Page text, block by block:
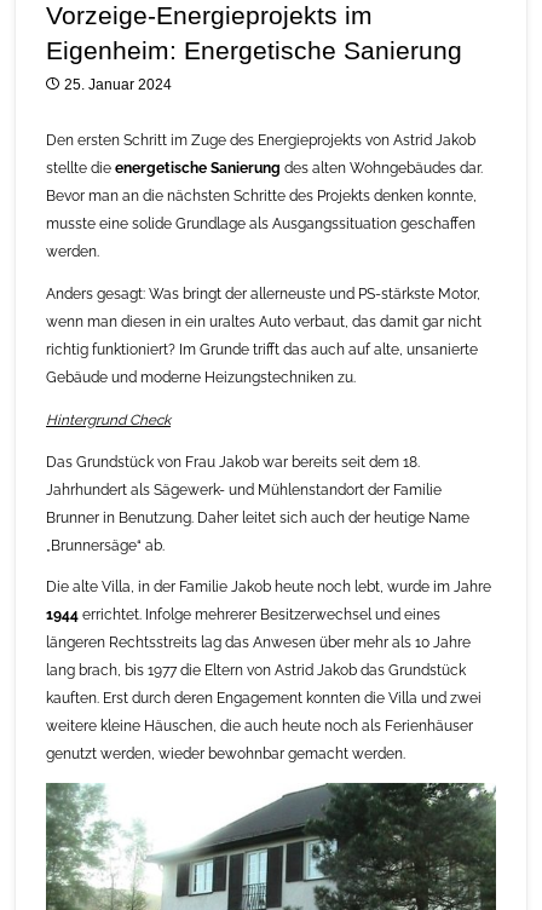
Vorzeige-Energieprojekts im
Eigenheim: Energetische Sanierung
25. Januar 2024
Den ersten Schritt im Zuge des Energieprojekts von Astrid Jakob
stellte dieenergetische Sanierung des alten Wohngebäudes dar.
Bevor man an die nächsten Schritte des Projekts denken konnte,
musste eine solide Grundlage als Ausgangssituation geschaffen
werden.
Anders gesagt: Was bringt der allerneuste und PS-stärkste Motor,
wenn man diesen in ein uraltes Auto verbaut, das damit gar nicht
richtig funktioniert? Im Grunde trifft das auch auf alte, unsanierte
Gebäude und moderne Heizungstechniken zu.
Hintergrund Check
Das Grundstück von Frau Jakob war bereits seit dem 18.
Jahrhundert als Sägewerk- und Mühlenstandort der Familie
Brunner in Benutzung. Daher leitet sich auch der heutige Name
„Brunnersäge“ ab.
Die alte Villa, in der Familie Jakob heute noch lebt, wurde im Jahre
1944 errichtet. Infolge mehrerer Besitzerwechsel und eines
längeren Rechtsstreits lag das Anwesen über mehr als 10 Jahre
lang brach, bis 1977 die Eltern von Astrid Jakob das Grundstück
kauften. Erst durch deren Engagement konnten die Villa und zwei
weitere kleine Häuschen, die auch heute noch als Ferienhäuser
genutzt werden, wieder bewohnbar gemacht werden.